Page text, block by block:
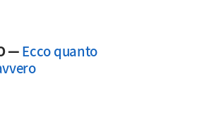
—Ecco quanto